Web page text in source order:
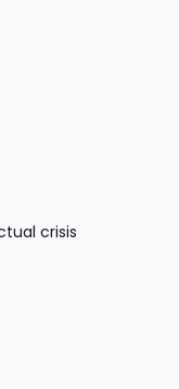
crisis